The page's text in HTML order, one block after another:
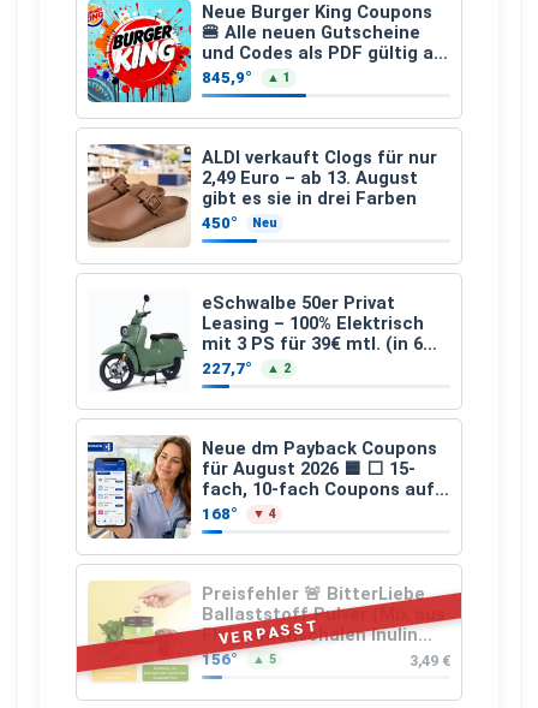
Neue Burger King Coupons
🍔 Alle neuen Gutscheine
und Codes als PDF gültig ab
25.07.2026 bis 04.09.2026
845,9° ▲ 1
ALDI verkauft Clogs für nur
2,49 Euro – ab 13. August
gibt es sie in drei Farben
450° Neu
eSchwalbe 50er Privat
Leasing – 100% Elektrisch
mit 3 PS für 39€ mtl. (in 6
schicken Farben LF: 0.43, 36
Monate, Bereitstellung:
159,00 €, 2.500 km/Jahr)
227,7° ▲ 2
Neue dm Payback Coupons
für August 2026 🟦 ⬜ 15-
fach, 10-fach Coupons auf
den gesamten Einkauf ab 2
€
168° ▼ 4
VERPASST
Preisfehler 🚨 BitterLiebe
Ballaststoff Pulver (Mix aus
Flohsamenschalen Inulin
(Präbiotika) Leinsamen &
Apfelfaser)
156° ▲ 5 3,49 €